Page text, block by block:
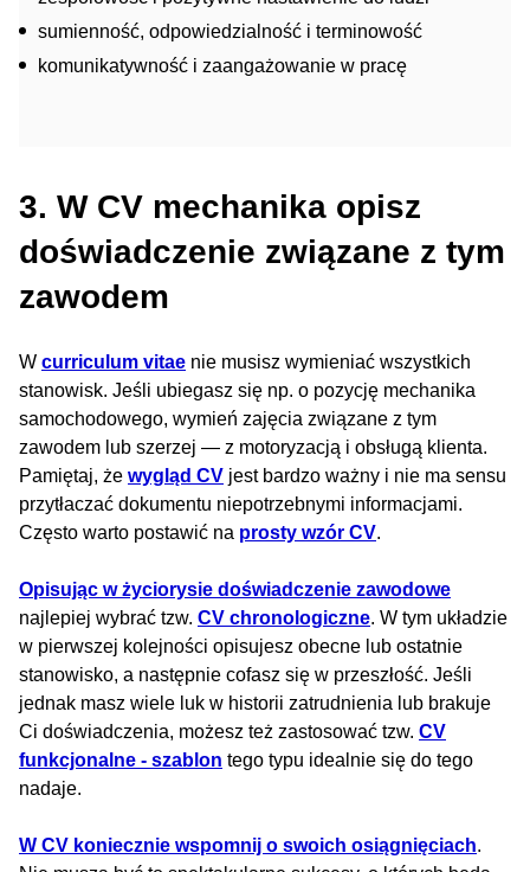
sumienność, odpowiedzialność i terminowość
komunikatywność i zaangażowanie w pracę
3. W CV mechanika opisz
doświadczenie związane z tym
zawodem
W curriculum vitae nie musisz wymieniać wszystkich
stanowisk. Jeśli ubiegasz się np. o pozycję mechanika
samochodowego, wymień zajęcia związane z tym
zawodem lub szerzej — z motoryzacją i obsługą klienta.
Pamiętaj, że wygląd CV jest bardzo ważny i nie ma sensu
przytłaczać dokumentu niepotrzebnymi informacjami.
Często warto postawić na prosty wzór CV.
Opisując w życiorysie doświadczenie zawodowe
najlepiej wybrać tzw. CV chronologiczne. W tym układzie
w pierwszej kolejności opisujesz obecne lub ostatnie
stanowisko, a następnie cofasz się w przeszłość. Jeśli
jednak masz wiele luk w historii zatrudnienia lub brakuje
Ci doświadczenia, możesz też zastosować tzw. CV
funkcjonalne - szablon tego typu idealnie się do tego
nadaje.
W CV koniecznie wspomnij o swoich osiągnięciach.